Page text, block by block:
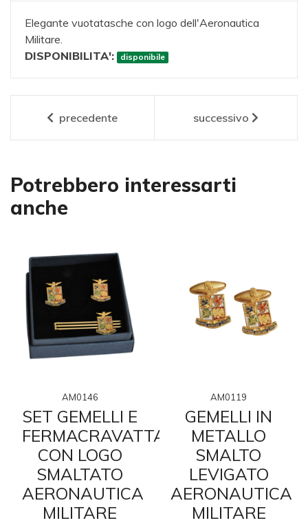
Elegante vuotatasche con logo dell'Aeronautica
Militare.
DISPONIBILITA':
disponibile
precedente successivo
Potrebbero interessarti
anche
AM0146
SET GEMELLI E
FERMACRAVATTA
CON LOGO
SMALTATO
AERONAUTICA
MILITARE
AM0119
GEMELLI IN
METALLO
SMALTO
LEVIGATO
AERONAUTICA
MILITARE